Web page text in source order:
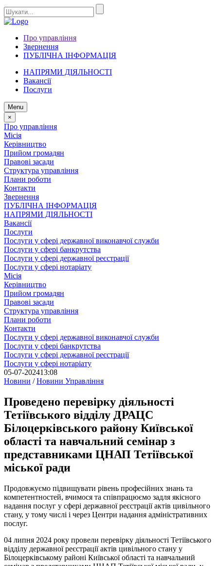
Про управління
Звернення
ПУБЛІЧНА ІНФОРМАЦІЯ
НАПРЯМИ ДІЯЛЬНОСТІ
Вакансії
Послуги
Menu
×
Про управління
Місія
Керівництво
Прийом громадян
Правові засади
Структура управління
Плани роботи
Контакти
Звернення
ПУБЛІЧНА ІНФОРМАЦІЯ
НАПРЯМИ ДІЯЛЬНОСТІ
Вакансії
Послуги
Послуги у сфері державної виконавчої служби
Послуги у сфері банкрутства
Послуги у сфері державної реєстрації
Послуги у сфері нотаріату
Місія
Керівництво
Прийом громадян
Правові засади
Структура управління
Плани роботи
Контакти
Послуги у сфері державної виконавчої служби
Послуги у сфері банкрутства
Послуги у сфері державної реєстрації
Послуги у сфері нотаріату
05-07-202413:08
Новини /Новини Управління
Проведено перевірку діяльності
Тетіївського відділу ДРАЦС
Білоцерківського району Київської
області та навчальний семінар з
представниками ЦНАП Тетіївської
міської ради
Продовжуємо підвищувати рівень професійних знань та
компетентностей, вчимося та співпрацюємо задля якісного
надання послуг у сфері державної реєстрації актів цивільного
стану, у тому числі і через Центри надання адміністративних
послуг.
04 липня 2024 року провели перевірку діяльності Тетіївського
відділу державної реєстрації актів цивільного стану у
Білоцерківському районі Київської області та навчальний